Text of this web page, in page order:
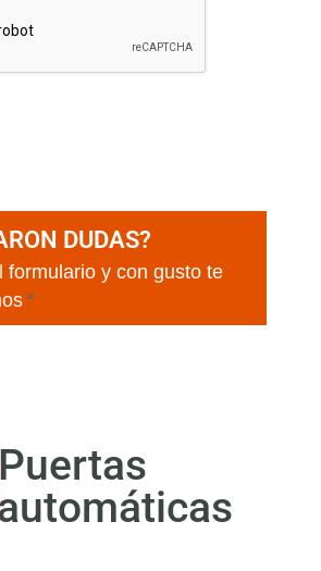
DUDAS?
formulario y con gusto te
×
Puertas